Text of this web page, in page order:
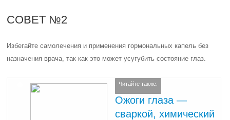
СОВЕТ №2
Избегайте самолечения и применения гормональных капель без
назначения врача, так как это может усугубить состояние глаз.
Читайте также:
Ожоги глаза —
сваркой, химический